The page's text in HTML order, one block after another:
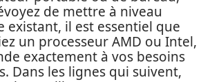
de mettre à niveau
existant, il est essentiel que
un processeur AMD ou Intel,
exactement à vos besoins
Dans les lignes qui suivent,